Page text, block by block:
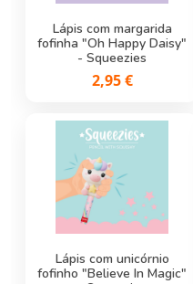
Lápis com margarida
fofinha "Oh Happy Daisy"
- Squeezies
2,95 €
Lápis com unicórnio
fofinho "Believe In Magic"
Lápis de Carvão Stitch
0,50 €
Caneta de Gel Apagável